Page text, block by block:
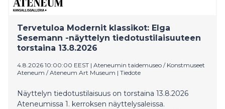
Tervetuloa Modernit klassikot: Elga
Sesemann -näyttelyn tiedotustilaisuuteen
torstaina 13.8.2026
4.8.2026 10:00:00 EEST | Ateneumin taidemuseo / Konstmuseet
Ateneum / Ateneum Art Museum | Tiedote
Näyttelyn tiedotustilaisuus on torstaina 13.8.2026
Ateneumissa 1. kerroksen näyttelysaleissa.